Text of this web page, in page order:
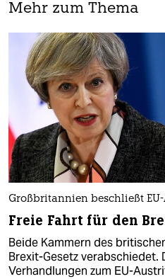
Mehr zum Thema
Großbritannien beschließt
Freie Fahrt für den
Beide Kammern des
Brexit-Gesetz verabschiedet.
Verhandlungen zum EU-